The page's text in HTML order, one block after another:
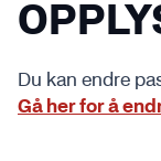
Du kan endre
Gå her for å